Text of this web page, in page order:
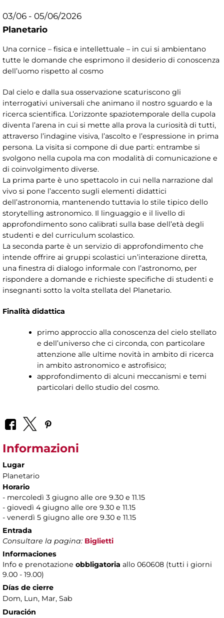
03/06 - 05/06/2026
Planetario
Una cornice – fisica e intellettuale – in cui si ambientano
tutte le domande che esprimono il desiderio di conoscenza
dell’uomo rispetto al cosmo
Dal cielo e dalla sua osservazione scaturiscono gli
interrogativi universali che animano il nostro sguardo e la
ricerca scientifica. L’orizzonte spaziotemporale della cupola
diventa l’arena in cui si mette alla prova la curiosità di tutti,
attraverso l’indagine visiva, l’ascolto e l’espressione in prima
persona. La visita si compone di due parti: entrambe si
svolgono nella cupola ma con modalità di comunicazione e
di coinvolgimento diverse.
La prima parte è uno spettacolo in cui nella narrazione dal
vivo si pone l’accento sugli elementi didattici
dell’astronomia, mantenendo tuttavia lo stile tipico dello
storytelling astronomico. Il linguaggio e il livello di
approfondimento sono calibrati sulla base dell’età degli
studenti e del curriculum scolastico.
La seconda parte è un servizio di approfondimento che
intende offrire ai gruppi scolastici un’interazione diretta,
una finestra di dialogo informale con l’astronomo, per
rispondere a domande e richieste specifiche di studenti e
insegnanti sotto la volta stellata del Planetario.
Finalità didattica
primo approccio alla conoscenza del cielo stellato
e dell’universo che ci circonda, con particolare
attenzione alle ultime novità in ambito di ricerca
in ambito astronomico e astrofisico;
approfondimento di alcuni meccanismi e temi
particolari dello studio del cosmo.
Informazioni
Lugar
Planetario
Horario
- mercoledì 3 giugno alle ore 9.30 e 11.15
- giovedì 4 giugno alle ore 9.30 e 11.15
- venerdì 5 giugno alle ore 9.30 e 11.15
Entrada
Consultare la pagina: Biglietti
Informaciones
Info e prenotazione obbligatoria allo 060608 (tutti i giorni
9.00 - 19.00)
Días de cierre
Dom, Lun, Mar, Sab
Duración